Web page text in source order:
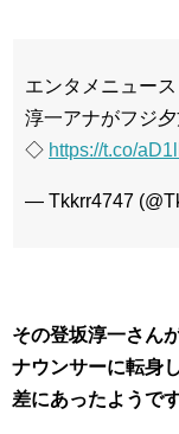
エンタメニュー
淳一アナがフジ
◇ https://t.co/
— Tkkrr4747
その登坂淳一さん
ナウンサーに転身
差にあったようで